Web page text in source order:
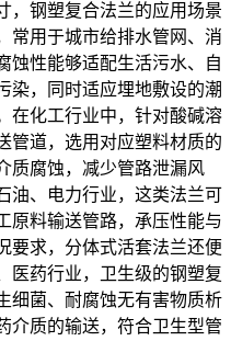
，钢塑复合法兰的应用场景
常用于城市给排水管网、消
蚀性能够适配生活污水、自
染，同时适应埋地敷设的潮
在化工行业中，针对酸碱溶
管道，选用对应塑料材质的
质腐蚀，减少管路泄漏风
油、电力行业，这类法兰可
原料输送管路，承压性能与
要求，分体式活套法兰还便
医药行业，卫生级的钢塑复
细菌、耐腐蚀无有害物质析
介质的输送，符合卫生型管